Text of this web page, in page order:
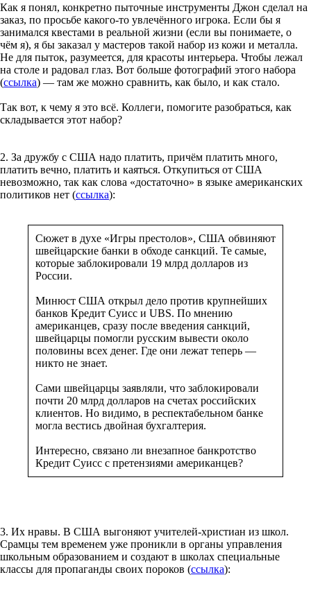
Как я понял, конкретно пыточные инструменты Джон сделал на
заказ, по просьбе какого-то увлечённого игрока. Если бы я
занимался квестами в реальной жизни (если вы понимаете, о
чём я), я бы заказал у мастеров такой набор из кожи и металла.
Не для пыток, разумеется, для красоты интерьера. Чтобы лежал
на столе и радовал глаз. Вот больше фотографий этого набора
(ссылка) — там же можно сравнить, как было, и как стало.
Так вот, к чему я это всё. Коллеги, помогите разобраться, как
складывается этот набор?
2. За дружбу с США надо платить, причём платить много,
платить вечно, платить и каяться. Откупиться от США
невозможно, так как слова «достаточно» в языке американских
политиков нет (ссылка):
Сюжет в духе «Игры престолов», США обвиняют
швейцарские банки в обходе санкций. Те самые,
которые заблокировали 19 млрд долларов из
России.
Минюст США открыл дело против крупнейших
банков Кредит Суисс и UBS. По мнению
американцев, сразу после введения санкций,
швейцарцы помогли русским вывести около
половины всех денег. Где они лежат теперь —
никто не знает.
Сами швейцарцы заявляли, что заблокировали
почти 20 млрд долларов на счетах российских
клиентов. Но видимо, в респектабельном банке
могла вестись двойная бухгалтерия.
Интересно, связано ли внезапное банкротство
Кредит Суисс с претензиями американцев?
3. Их нравы. В США выгоняют учителей-христиан из школ.
Срамцы тем временем уже проникли в органы управления
школьным образованием и создают в школах специальные
классы для пропаганды своих пороков (ссылка):